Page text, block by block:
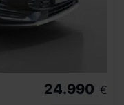
24.990 €